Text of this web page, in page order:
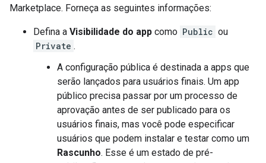
Marketplace. Forneça as seguintes informações:
Defina a Visibilidade do app como Public ou
Private .
A configuração pública é destinada a apps que
serão lançados para usuários finais. Um app
público precisa passar por um processo de
aprovação antes de ser publicado para os
usuários finais, mas você pode especificar
usuários que podem instalar e testar como um
Rascunho. Esse é um estado de pré-